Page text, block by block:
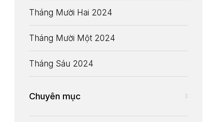
Tháng Mười Hai 2024
Tháng Mười Một 2024
Tháng Sáu 2024
Chuyên mục